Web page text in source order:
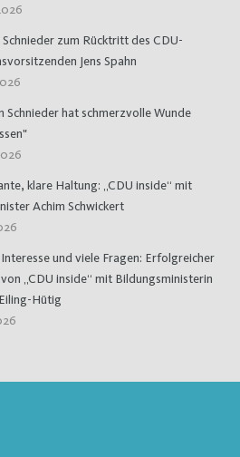
zum Rücktritt des CDU-
Jens Spahn
Schnieder hat schmerzvolle Wunde
klare Haltung: „CDU inside“ mit
Achim Schwickert
und viele Fragen: Erfolgreicher
„CDU inside“ mit Bildungsministerin
Hütig